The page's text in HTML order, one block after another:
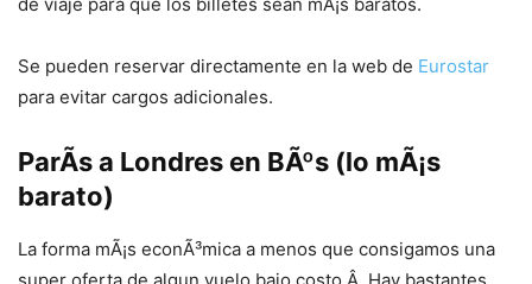
Se pueden reservar directamente en la web de Eurostar
para evitar cargos adicionales.
ParÃ­s a Londres en BÃºs (lo mÃ¡s
barato)
La forma mÃ¡s econÃ³mica a menos que consigamos una